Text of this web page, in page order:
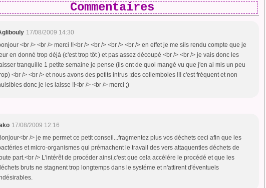
Commentaires
17/08/2009 14:30
<br /> <br /> merci !!<br /> <br /> <br /> <br /> en effet je me siis rendu compte que je
en donné trop déjà (c'est trop tôt ) et pas assez découpé <br /> <br /> je vais donc les
tranquille 1 petite semaine je pense (ils ont de quoi mangé vu que j'en ai mis un peu
<br /> <br /> et nous avons des petits intrus :des collemboles !!! c'est fréquent et non
donc je les laisse !!<br /> <br /> merci ;)
17/08/2009 12:16
/> je me permet ce petit conseil...fragmentez plus vos déchets ceci afin que les
et micro-organismes qui prémachent le travail des vers attaquentles déchets de
part.<br /> L'intérêt de procéder ainsi,c'est que cela accélére le procédé et que les
bruts ne stagnent trop longtemps dans le systéme et n'attirent d'éventuels